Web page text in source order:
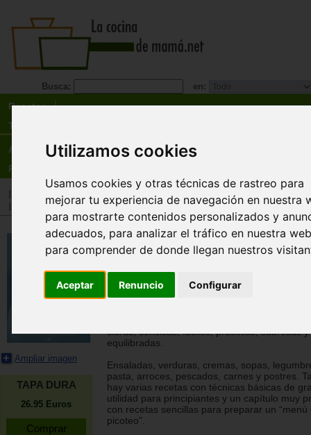
Utilizamos cookies
Usamos cookies y otras técnicas de rastreo para
mejorar tu experiencia de navegación en nuestra
para mostrarte contenidos personalizados y
adecuados, para analizar el tráfico en nuestra
para comprender de donde llegan nuestros
Aceptar Renuncio Configurar
Busca: en:
Recetas
Tienda
Actualidad
Registro
Tienda > > Cocineros destacados
Karlos
>Tienda>Libros>Menú >Recetarios general
Ampliar imagen
TAPA DURA
26.95 Euros
Como en casa. Recetas para
cocinando.
Algo más que un recetario de cocina sencilla y
claras, concisas, fáciles, prácticas, sabrosas y
equilibradas.
Ensaladas, verduras, cremas, sopas,
pasta, arroces, pescados, carnes y postres.
hay varias recetas con técnicas básicas de
utilidad para principiantes y un capítulo muy
con recetas sencillas para preparar un “menú
picoteo”.